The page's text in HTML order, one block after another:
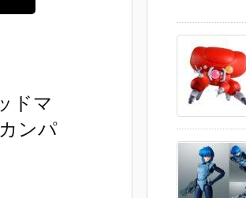
ドマ
ンパ